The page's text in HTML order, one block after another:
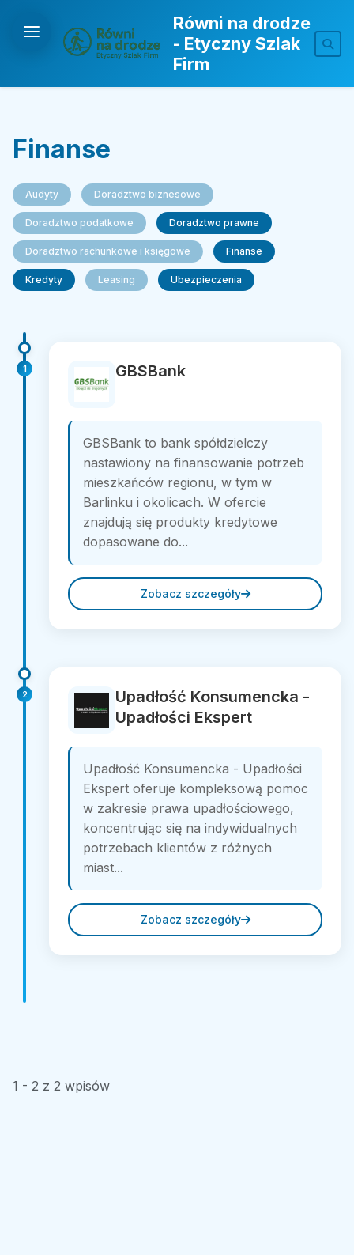
Równi na drodze
- Etyczny Szlak
Firm
Finanse
Audyty Doradztwo biznesowe
Doradztwo podatkowe Doradztwo prawne
Doradztwo rachunkowe i księgowe Finanse
Kredyty Leasing Ubezpieczenia
1 GBSBank
GBSBank to bank spółdzielczy
nastawiony na finansowanie potrzeb
mieszkańców regionu, w tym w
Barlinku i okolicach. W ofercie
znajdują się produkty kredytowe
dopasowane do...
Zobacz szczegóły
2
Upadłość Konsumencka -
Upadłości Ekspert
Upadłość Konsumencka - Upadłości
Ekspert oferuje kompleksową pomoc
w zakresie prawa upadłościowego,
koncentrując się na indywidualnych
potrzebach klientów z różnych
miast...
Zobacz szczegóły
1 - 2 z 2 wpisów